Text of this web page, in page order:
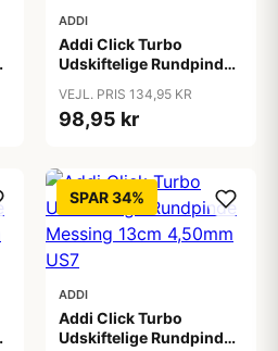
ADDI
Addi Click Turbo
Udskiftelige Rundpinde
VEJL. PRIS 134,95 KR
98,95 kr
SPAR 34%
ADDI
Addi Click Turbo
Udskiftelige Rundpinde